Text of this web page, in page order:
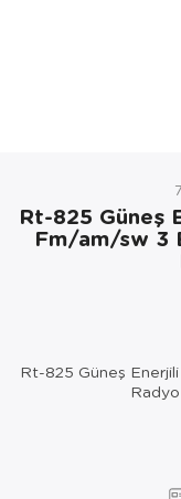
Rt-825 Güneş
Fm/am/sw 3
Rt-825 Güneş